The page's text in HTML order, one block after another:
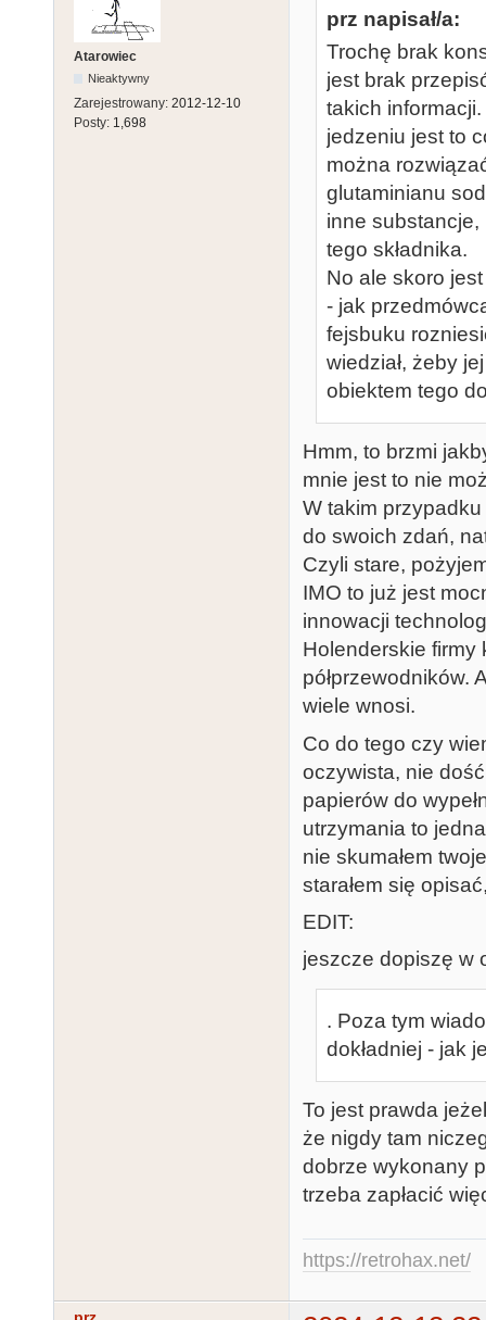
Atarowiec
Nieaktywny
Zarejestrowany: 2012-12-10
Posty: 1,698
prz napisał/a:
Trochę brak
jest brak
takich
jedzeniu jest to
można
glutaminianu
inne substancje,
tego składnika.
No ale skoro
- jak
fejsbuku
wiedział, żeby
obiektem tego
Hmm, to brzmi
mnie jest to nie
W takim
do swoich zdań,
Czyli stare,
IMO to już jest
innowacji
Holenderskie firmy
półprzewodników.
wiele wnosi.
Co do tego czy
oczywista, nie
papierów do
utrzymania to
nie skumałem
starałem się
EDIT:
jeszcze dopiszę w
. Poza tym
dokładniej - jak
To jest prawda
że nigdy tam
dobrze wykonany
trzeba zapłacić
https://retrohax.net/